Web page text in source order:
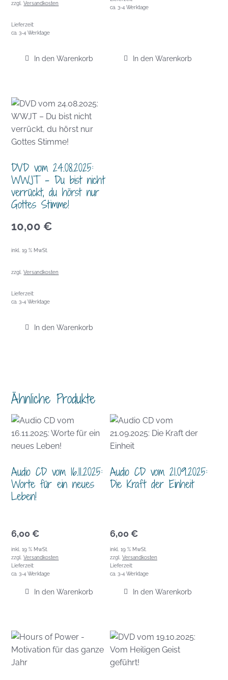
zzgl.Versandkosten
Lieferzeit:
ca. 3-4 Werktage
In den Warenkorb
ca. 3-4 Werktage
In den Warenkorb
DVD vom 24.08.2025:
WWJT – Du bist nicht
verrückt, du hörst nur
Gottes Stimme!
10,00 €
inkl. 19 % MwSt.
zzgl.Versandkosten
Lieferzeit:
ca. 3-4 Werktage
In den Warenkorb
Ähnliche Produkte
Audio CD vom 16.11.2025:
Worte für ein neues
Leben!
6,00 €
inkl. 19 % MwSt.
zzgl.Versandkosten
Lieferzeit:
ca. 3-4 Werktage
In den Warenkorb
Audio CD vom 21.09.2025:
Die Kraft der Einheit
6,00 €
inkl. 19 % MwSt.
zzgl. Versandkosten
Lieferzeit:
ca. 3-4 Werktage
In den Warenkorb